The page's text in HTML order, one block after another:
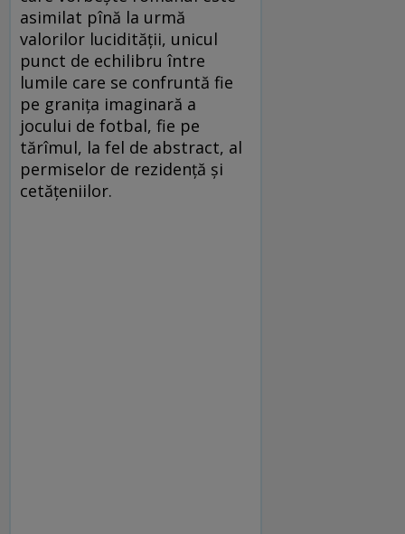
asimilat pînă la urmă
valorilor lucidităţii, unicul
punct de echilibru între
lumile care se confruntă fie
pe graniţa imaginară a
jocului de fotbal, fie pe
tărîmul, la fel de abstract, al
permiselor de rezidenţă şi
cetăţeniilor.